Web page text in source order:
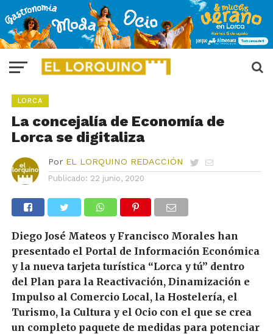
LORCA
La concejalía de Economía de
Lorca se digitaliza
Por EL LORQUINO REDACCIÓN
Publicado: 22 junio, 2020
Diego José Mateos y Francisco Morales han
presentado el Portal de Información Económica
y la nueva tarjeta turística “Lorca y tú” dentro
del Plan para la Reactivación, Dinamización e
Impulso al Comercio Local, la Hostelería, el
Turismo, la Cultura y el Ocio con el que se crea
un completo paquete de medidas para potenciar